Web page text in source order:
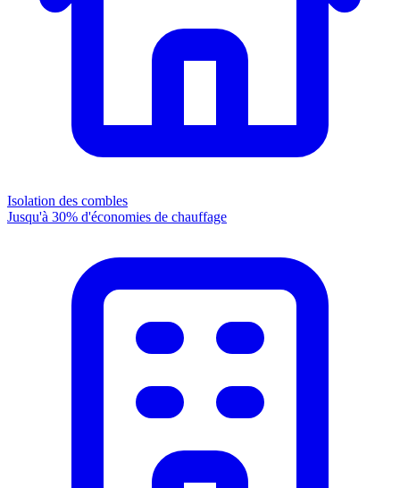
Isolation des combles
Jusqu'à 30% d'économies de chauffage